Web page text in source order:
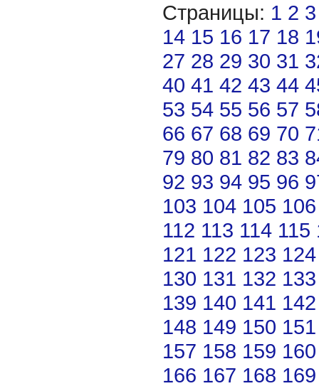
Страницы: 1 2 3
14 15 16 17 18
27 28 29 30 31
40 41 42 43 44
53 54 55 56 57
66 67 68 69 70
79 80 81 82 83
92 93 94 95 96
103 104 105 106
112 113 114 115
121 122 123 124
130 131 132 133
139 140 141 142
148 149 150 151
157 158 159 160
166 167 168 169